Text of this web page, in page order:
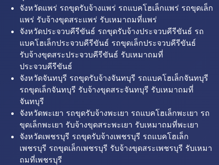
จังหวัดแพร่ รถขุดรับจ้างแพร่ รถแบคโฮเล็กแพร่ รถขุดเล็ก
แพร่ รับจ้างขุดสระแพร่ รับเหมาถมที่แพร่
จังหวัดประจวบคีรีขันธ์ รถขุดรับจ้างประจวบคีรีขันธ์ รถ
แบคโฮเล็กประจวบคีรีขันธ์ รถขุดเล็กประจวบคีรีขันธ์
รับจ้างขุดสระประจวบคีรีขันธ์ รับเหมาถมที่
ประจวบคีรีขันธ์
จังหวัดจันทบุรี รถขุดรับจ้างจันทบุรี รถแบคโฮเล็กจันทบุรี
รถขุดเล็กจันทบุรี รับจ้างขุดสระจันทบุรี รับเหมาถมที่
จันทบุรี
จังหวัดพะเยา รถขุดรับจ้างพะเยา รถแบคโฮเล็กพะเยา รถ
ขุดเล็กพะเยา รับจ้างขุดสระพะเยา รับเหมาถมที่พะเยา
จังหวัดเพชรบุรี รถขุดรับจ้างเพชรบุรี รถแบคโฮเล็ก
เพชรบุรี รถขุดเล็กเพชรบุรี รับจ้างขุดสระเพชรบุรี รับเหมา
ถมที่เพชรบุรี